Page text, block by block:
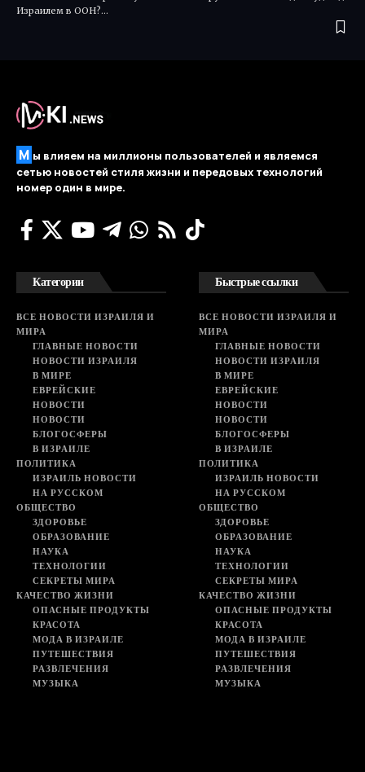
Израилем в ООН?…
М ы влияем на миллионы пользователей и являемся
сетью новостей стиля жизни и передовых технологий
номер один в мире.
Категории
ВСЕ НОВОСТИ ИЗРАИЛЯ И
МИРА
ГЛАВНЫЕ НОВОСТИ
НОВОСТИ ИЗРАИЛЯ
В МИРЕ
ЕВРЕЙСКИЕ
НОВОСТИ
НОВОСТИ
БЛОГОСФЕРЫ
В ИЗРАИЛЕ
ПОЛИТИКА
ИЗРАИЛЬ НОВОСТИ
НА РУССКОМ
ОБЩЕСТВО
ЗДОРОВЬЕ
ОБРАЗОВАНИЕ
НАУКА
ТЕХНОЛОГИИ
СЕКРЕТЫ МИРА
КАЧЕСТВО ЖИЗНИ
ОПАСНЫЕ ПРОДУКТЫ
КРАСОТА
МОДА В ИЗРАИЛЕ
ПУТЕШЕСТВИЯ
РАЗВЛЕЧЕНИЯ
МУЗЫКА
Быстрые ссылки
ВСЕ НОВОСТИ ИЗРАИЛЯ И
МИРА
ГЛАВНЫЕ НОВОСТИ
НОВОСТИ ИЗРАИЛЯ
В МИРЕ
ЕВРЕЙСКИЕ
НОВОСТИ
НОВОСТИ
БЛОГОСФЕРЫ
В ИЗРАИЛЕ
ПОЛИТИКА
ИЗРАИЛЬ НОВОСТИ
НА РУССКОМ
ОБЩЕСТВО
ЗДОРОВЬЕ
ОБРАЗОВАНИЕ
НАУКА
ТЕХНОЛОГИИ
СЕКРЕТЫ МИРА
КАЧЕСТВО ЖИЗНИ
ОПАСНЫЕ ПРОДУКТЫ
КРАСОТА
МОДА В ИЗРАИЛЕ
ПУТЕШЕСТВИЯ
РАЗВЛЕЧЕНИЯ
МУЗЫКА